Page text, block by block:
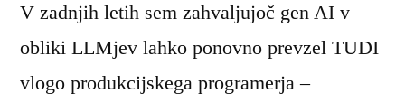
V zadnjih letih sem zahvaljujoč gen AI v
obliki LLMjev lahko ponovno prevzel TUDI
vlogo produkcijskega programerja –